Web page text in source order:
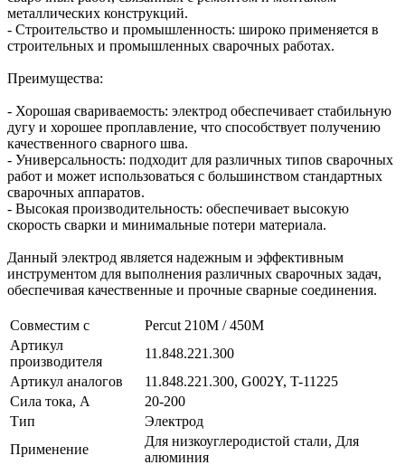
металлических конструкций.
- Строительство и промышленность: широко применяется в
строительных и промышленных сварочных работах.
Преимущества:
- Хорошая свариваемость: электрод обеспечивает стабильную
дугу и хорошее проплавление, что способствует получению
качественного сварного шва.
- Универсальность: подходит для различных типов сварочных
работ и может использоваться с большинством стандартных
сварочных аппаратов.
- Высокая производительность: обеспечивает высокую
скорость сварки и минимальные потери материала.
Данный электрод является надежным и эффективным
инструментом для выполнения различных сварочных задач,
обеспечивая качественные и прочные сварные соединения.
Совместим с
Percut 210M / 450M
Артикул
производителя
11.848.221.300
Артикул аналогов
11.848.221.300, G002Y, T-11225
Сила тока, А
20-200
Тип
Электрод
Применение
Для низкоуглеродистой стали, Для
алюминия